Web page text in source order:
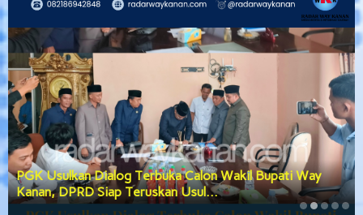
PGK Usulkan Dialog Terbuka Calon Wakil Bupati Way
Kanan, DPRD Siap Teruskan Usul…